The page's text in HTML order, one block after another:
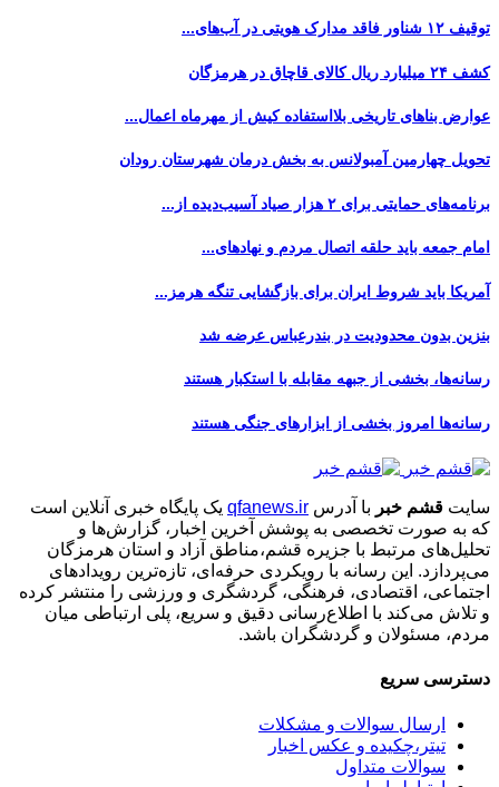
توقیف ۱۲ شناور فاقد مدارک هویتی در آب‌های...
کشف ۲۴ میلیارد ریال کالای قاچاق در هرمزگان
عوارض بناهای تاریخی بلااستفاده کیش از مهرماه اعمال...
تحویل چهارمین آمبولانس به بخش درمان شهرستان رودان
برنامه‌های حمایتی برای ۲ هزار صیاد آسیب‌دیده از...
امام جمعه باید حلقه اتصال مردم و نهادهای...
آمریکا باید شروط ایران برای بازگشایی تنگه هرمز...
بنزین بدون محدودیت در بندرعباس عرضه شد
رسانه‌ها، بخشی از جبهه مقابله با استکبار هستند
رسانه‌ها امروز بخشی از ابزارهای جنگی هستند
سایت قشم خبر با آدرس qfanews.ir یک پایگاه خبری آنلاین است
که به صورت تخصصی به پوشش آخرین اخبار، گزارش‌ها و
تحلیل‌های مرتبط با جزیره قشم،مناطق آزاد و استان هرمزگان
می‌پردازد. این رسانه با رویکردی حرفه‌ای، تازه‌ترین رویدادهای
اجتماعی، اقتصادی، فرهنگی، گردشگری و ورزشی را منتشر کرده
و تلاش می‌کند با اطلاع‌رسانی دقیق و سریع، پلی ارتباطی میان
مردم، مسئولان و گردشگران باشد.
دسترسی سریع
ارسال سوالات و مشکلات
تیتر،چکیده و عکس اخبار
سوالات متداول